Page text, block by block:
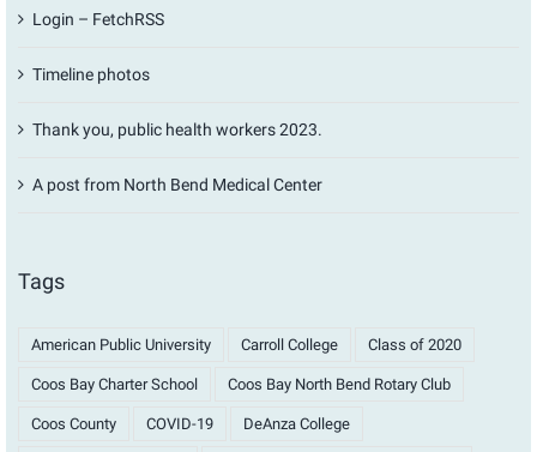
Login – FetchRSS
Timeline photos
Thank you, public health workers 2023.
A post from North Bend Medical Center
Tags
American Public University Carroll College Class of 2020
Coos Bay Charter School Coos Bay North Bend Rotary Club
Coos County COVID-19 DeAnza College